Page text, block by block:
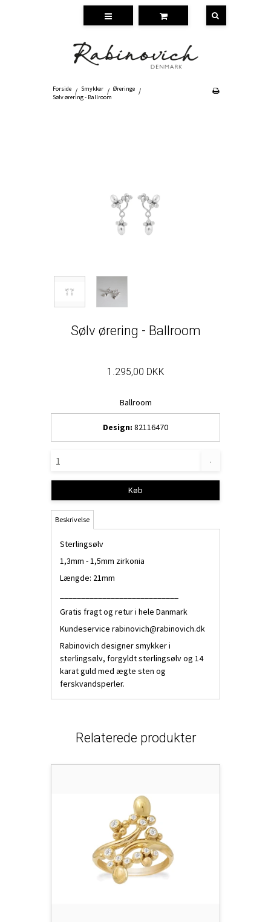
Forside / Smykker / Øreringe /
Sølv ørering - Ballroom
Sølv ørering - Ballroom
1.295,00 DKK
Ballroom
Design: 82116470
.
Køb
Beskrivelse
Sterlingsølv
1,3mm - 1,5mm zirkonia
Længde: 21mm
Gratis fragt og retur i hele Danmark
Kundeservice rabinovich@rabinovich.dk
Rabinovich designer smykker i
sterlingsølv, forgyldt sterlingsølv og 14
karat guld med ægte sten og
ferskvandsperler.
Relaterede produkter